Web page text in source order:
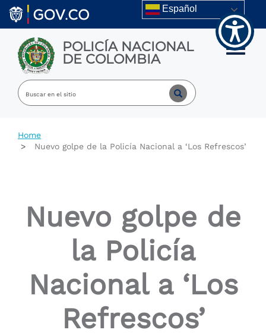
Welcome
All
Accessibility
screen
reader.
Skip to main content Español
POLICÍA NACIONAL
DE COLOMBIA Toggle
Home
Nuevo golpe de la Policía Nacional a ‘Los Refrescos’
Nuevo golpe de
la Policía
Nacional a ‘Los
Refrescos’